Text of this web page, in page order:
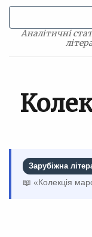
Аналітичні
Зарубіжна
📖 «Колекція